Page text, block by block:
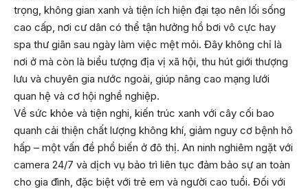
trọng, không gian xanh và tiện ích hiện đại tạo nên lối sống
cao cấp, nơi cư dân có thể tận hưởng hồ bơi vô cực hay
spa thư giãn sau ngày làm việc mệt mỏi. Đây không chỉ là
nơi ở mà còn là biểu tượng địa vị xã hội, thu hút giới thượng
lưu và chuyên gia nước ngoài, giúp nâng cao mạng lưới
quan hệ và cơ hội nghề nghiệp.
Về sức khỏe và tiện nghi, kiến trúc xanh với cây cối bao
quanh cải thiện chất lượng không khí, giảm nguy cơ bệnh hô
hấp – một vấn đề phổ biến ở đô thị. An ninh nghiêm ngặt với
camera 24/7 và dịch vụ bảo trì liên tục đảm bảo sự an toàn
cho gia đình, đặc biệt với trẻ em và người cao tuổi. Đối với